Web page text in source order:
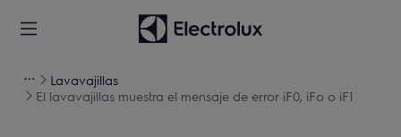
Lavavajillas
El lavavajillas muestra el mensaje de error iF0, iFo o iF1